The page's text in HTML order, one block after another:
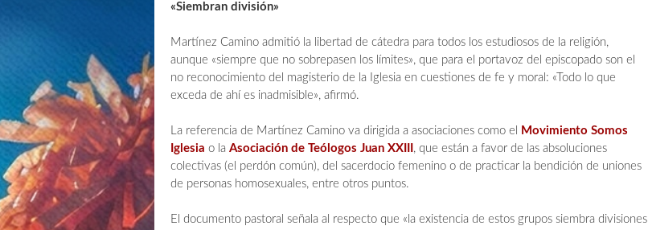
«Siembran división»
Martínez Camino admitió la libertad de cátedra para todos los estudiosos de la religión,
aunque «siempre que no sobrepasen los límites», que para el portavoz del episcopado son el
no reconocimiento del magisterio de la Iglesia en cuestiones de fe y moral: «Todo lo que
exceda de ahí es inadmisible», afirmó.
La referencia de Martínez Camino va dirigida a asociaciones como el
Movimiento Somos
Iglesia o la Asociación de Teólogos Juan XXIII , que están a favor de las absoluciones
colectivas (el perdón común), del sacerdocio femenino o de practicar la bendición de uniones
de personas homosexuales, entre otros puntos.
El documento pastoral señala al respecto que «la existencia de estos grupos siembra divisiones